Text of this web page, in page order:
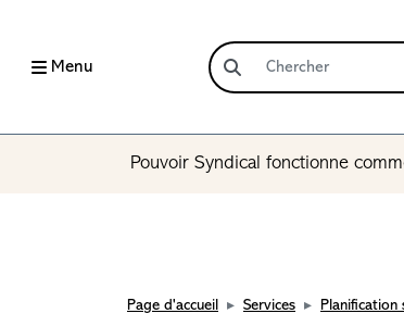
Menu
Pouvoir Syndical fonctionne
Page d'accueil Services Planification